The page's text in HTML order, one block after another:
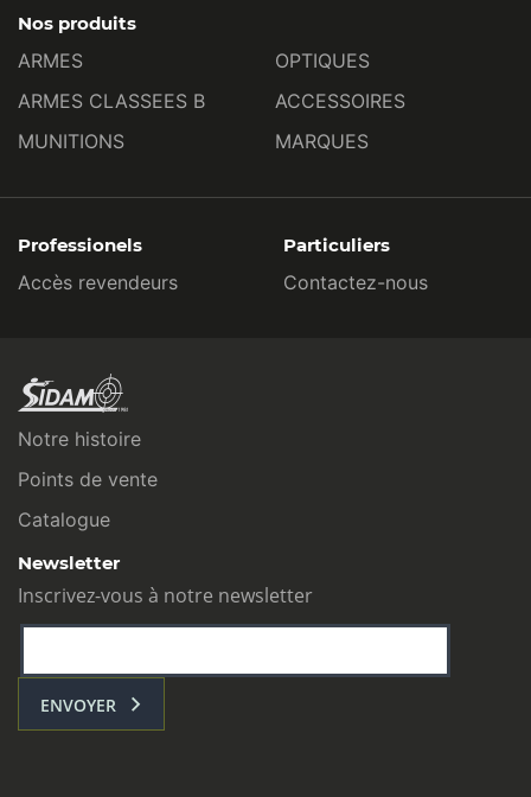
Nos produits
ARMES
ARMES CLASSEES B
MUNITIONS
OPTIQUES
ACCESSOIRES
MARQUES
Professionels
Accès revendeurs
Particuliers
Contactez-nous
Notre histoire
Points de vente
Catalogue
Newsletter
Inscrivez-vous à notre newsletter
ENVOYER